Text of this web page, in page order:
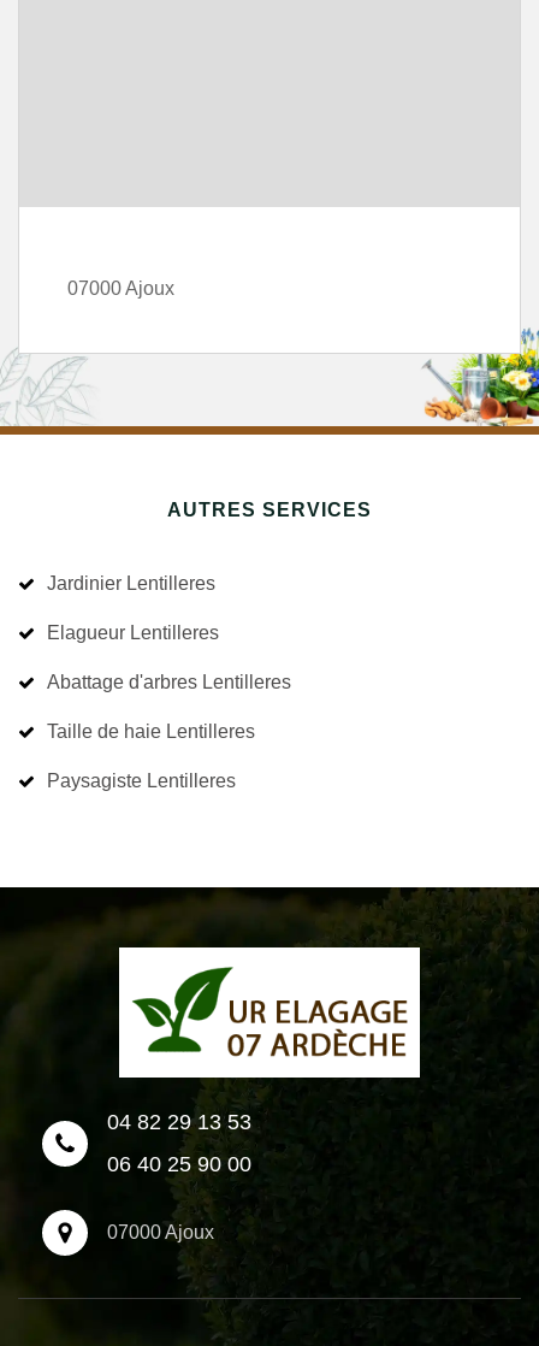
07000 Ajoux
AUTRES SERVICES
Jardinier Lentilleres
Elagueur Lentilleres
Abattage d'arbres Lentilleres
Taille de haie Lentilleres
Paysagiste Lentilleres
04 82 29 13 53
06 40 25 90 00
07000 Ajoux